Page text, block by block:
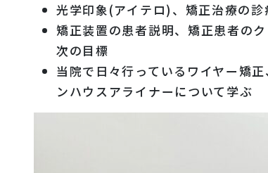
光学印象(アイテロ)、矯正治療の
矯正装置の患者説明、矯正患者の
次の目標
当院で日々行っているワイヤー矯
ンハウスアライナーについて学ぶ